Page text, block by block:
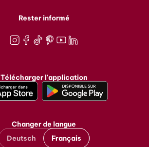
Rester informé
Télécharger l'application
Changer de langue
Deutsch
Français